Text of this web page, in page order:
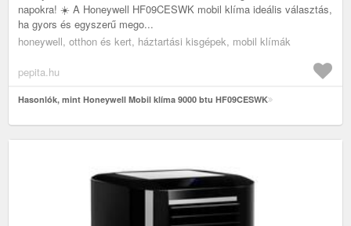
napokra! ☀️ A Honeywell HF09CESWK mobil klíma ideális választás,
ha gyors és egyszerű mego...
honeywell, otthon és kert, háztartási kisgépek, mobil klímák
pepita.hu
Hasonlók, mint Honeywell Mobil klíma 9000 btu HF09CESWK